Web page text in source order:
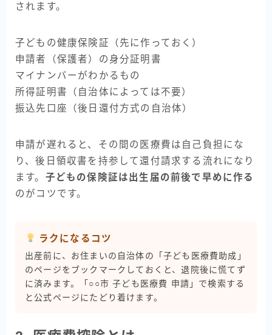
されます。
子どもの健康保険証（先に作っておく）
申請者（保護者）の身分証明書
マイナンバーがわかるもの
所得証明書（自治体によっては不要）
振込先口座（後日還付方式の自治体）
申請が遅れると、その間の医療費は自己負担にな
り、後日領収書を持参して還付請求する流れになり
ます。 子どもの保険証は出生届の前後で早めに作る
のがコツです。
ラクになるコツ
出産前に、お住まいの自治体の「子ども医療費助成」
のページをブックマークしておくと、退院後に慌てず
に済みます。「○○市 子ども医療費 申請」で検索する
と公式ページにたどり着けます。